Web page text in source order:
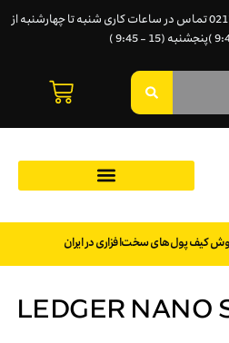
شماره تماس پشتیبانی : 02171057121 تماس در ساعات کاری شنبه تا چهارشنبه از
کیف پول‌های سخت‌افزاری در ایران